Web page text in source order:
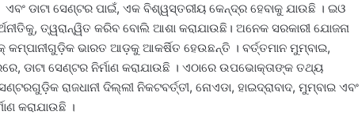
ଡାଟା ସେଣ୍ଟର ପାଇଁ, ଏକ ବିଶ୍ୱସ୍ତରୀୟ କେନ୍ଦ୍ର ହେବାକୁ ଯାଉଛି । ଇଓ
ତ୍ୱରାନ୍ୱିତ କରିବ ବୋଲି ଆଶା କରାଯାଉଛି। ଅନେକ ସରକାରୀ ଯୋଜନା
ଭାରତ ଆଡ଼କୁ ଆକର୍ଷିତ ହେଉଛନ୍ତି । ବର୍ତ୍ତମାନ ମୁମ୍ବାଇ,
ଡାଟା ସେଣ୍ଟର ନିର୍ମାଣ କରାଯାଉଛି । ଏଠାରେ ଉପଭୋକ୍ତାଙ୍କ ତଥ୍ୟ
ରାଜଧାନୀ ଦିଲ୍ଲୀ ନିକଟବର୍ତ୍ତୀ, ନୋଏଡା, ହାଇଦ୍ରାବାଦ, ମୁମ୍ବାଇ ଏବଂ
କରାଯାଉଛି ।